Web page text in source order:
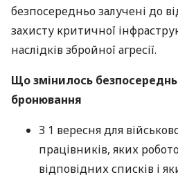
безпосередньо залучені до
захисту критичної
наслідків збройної агресії.
Що змінилось
бронювання
З 1 вересня для
працівників, яких
відповідних списків і